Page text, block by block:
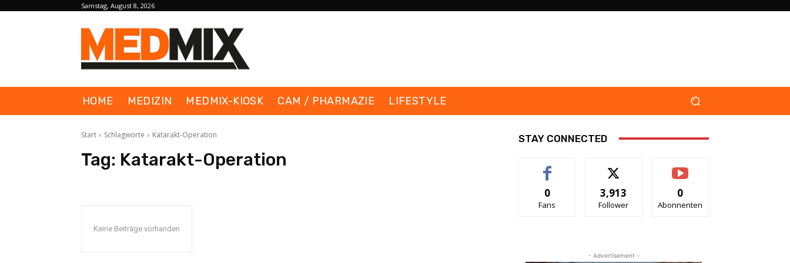
Samstag, August 8, 2026
HOME MEDIZIN MEDMIX-KIOSK CAM / PHARMAZIE LIFESTYLE
Start Schlagworte Katarakt-Operation
Tag: Katarakt-Operation
Keine Beiträge vorhanden
STAY CONNECTED
0
Fans
3,913
Follower
0
Abonnenten
- Advertisement -